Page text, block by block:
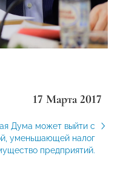
17 Марта 2017
Дума может выйти с
уменьшающей налог
предприятий.